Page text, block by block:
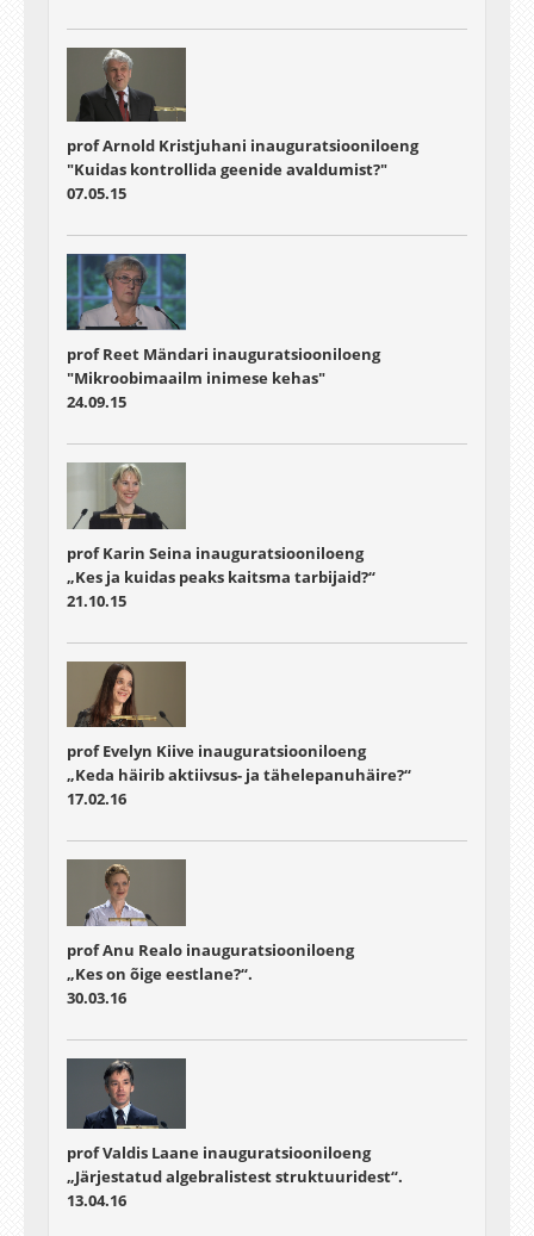
prof Arnold Kristjuhani inauguratsiooniloeng
"Kuidas kontrollida geenide avaldumist?"
07.05.15
prof Reet Mändari inauguratsiooniloeng
"Mikroobimaailm inimese kehas"
24.09.15
prof Karin Seina inauguratsiooniloeng
„Kes ja kuidas peaks kaitsma tarbijaid?“
21.10.15
prof Evelyn Kiive inauguratsiooniloeng
„Keda häirib aktiivsus- ja tähelepanuhäire?“
17.02.16
prof Anu Realo inauguratsiooniloeng
„Kes on õige eestlane?“.
30.03.16
prof Valdis Laane inauguratsiooniloeng
„Järjestatud algebralistest struktuuridest“.
13.04.16